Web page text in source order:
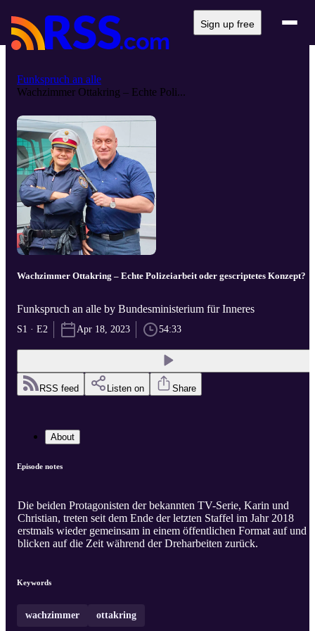
Sign up free
Funkspruch an alle
Wachzimmer Ottakring – Echte Poli...
Wachzimmer Ottakring – Echte Polizeiarbeit oder gescriptetes Konzept?
Funkspruch an alle by Bundesministerium für Inneres
S1 · E2 Apr 18, 2023 54:33
RSS feed Listen on Share
About
Episode notes
Die beiden Protagonisten der bekannten TV-Serie, Karin und
Christian, treten seit dem Ende der letzten Staffel im Jahr 2018
erstmals wieder gemeinsam in einem öffentlichen Format auf und
blicken auf die Zeit während der Dreharbeiten zurück.
Keywords
wachzimmer ottakring